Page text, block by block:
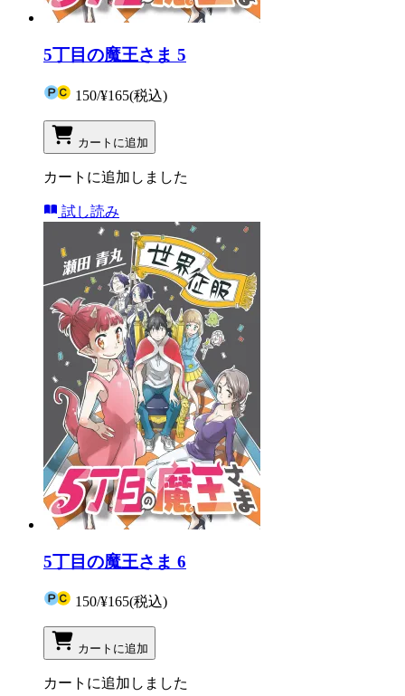
5丁目の魔王さま 5
150/¥165(税込)
カートに追加
カートに追加しました
試し読み
5丁目の魔王さま 6
150/¥165(税込)
カートに追加
カートに追加しました